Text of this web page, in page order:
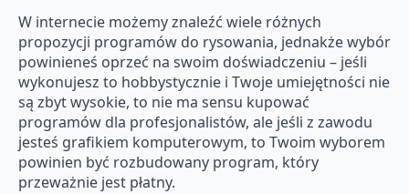
W internecie możemy znaleźć wiele różnych
propozycji programów do rysowania, jednakże wybór
powinieneś oprzeć na swoim doświadczeniu – jeśli
wykonujesz to hobbystycznie i Twoje umiejętności nie
są zbyt wysokie, to nie ma sensu kupować
programów dla profesjonalistów, ale jeśli z zawodu
jesteś grafikiem komputerowym, to Twoim wyborem
powinien być rozbudowany program, który
przeważnie jest płatny.